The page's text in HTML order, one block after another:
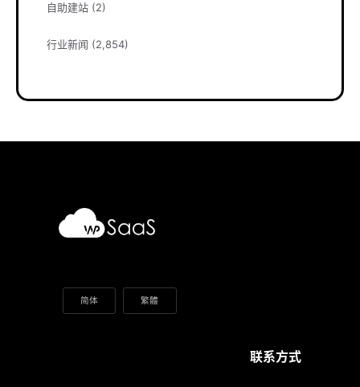
自助建站 (2)
行业新闻 (2,854)
简体 繁體
联系方式